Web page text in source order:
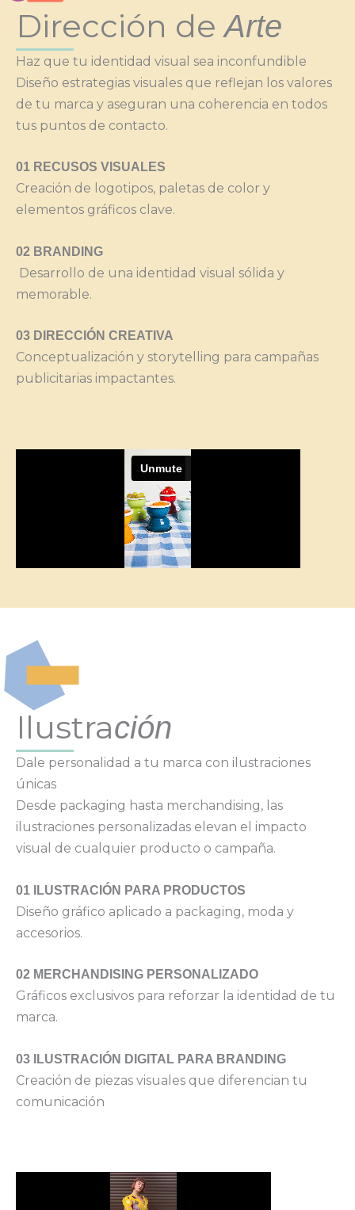
Dirección deArte
Haz que tu identidad visual sea inconfundible
Diseño estrategias visuales que reflejan los valores
de tu marca y aseguran una coherencia en todos
tus puntos de contacto.
01 RECUSOS VISUALES
Creación de logotipos, paletas de color y
elementos gráficos clave.
02 BRANDING
Desarrollo de una identidad visual sólida y
memorable.
03 DIRECCIÓN CREATIVA
Conceptualización y storytelling para campañas
publicitarias impactantes.
Ilustración
Dale personalidad a tu marca con ilustraciones
únicas
Desde packaging hasta merchandising, las
ilustraciones personalizadas elevan el impacto
visual de cualquier producto o campaña.
01 ILUSTRACIÓN PARA PRODUCTOS
Diseño gráfico aplicado a packaging, moda y
accesorios.
02 MERCHANDISING PERSONALIZADO
Gráficos exclusivos para reforzar la identidad de tu
marca.
03 ILUSTRACIÓN DIGITAL PARA BRANDING
Creación de piezas visuales que diferencian tu
comunicación